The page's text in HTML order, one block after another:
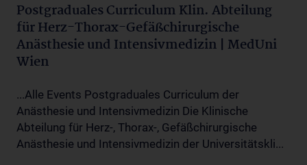
Postgraduales Curriculum Klin. Abteilung
für Herz-Thorax-Gefäßchirurgische
Anästhesie und Intensivmedizin | MedUni
Wien
...Alle Events Postgraduales Curriculum der
Anästhesie und Intensivmedizin Die Klinische
Abteilung für Herz-, Thorax-, Gefäßchirurgische
Anästhesie und Intensivmedizin der Universitätskli...